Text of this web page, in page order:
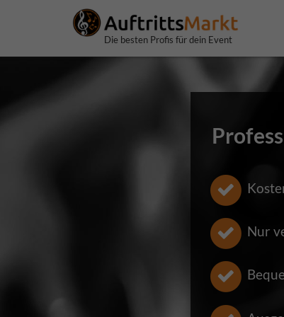
Die besten Profis für dein Event
Nur